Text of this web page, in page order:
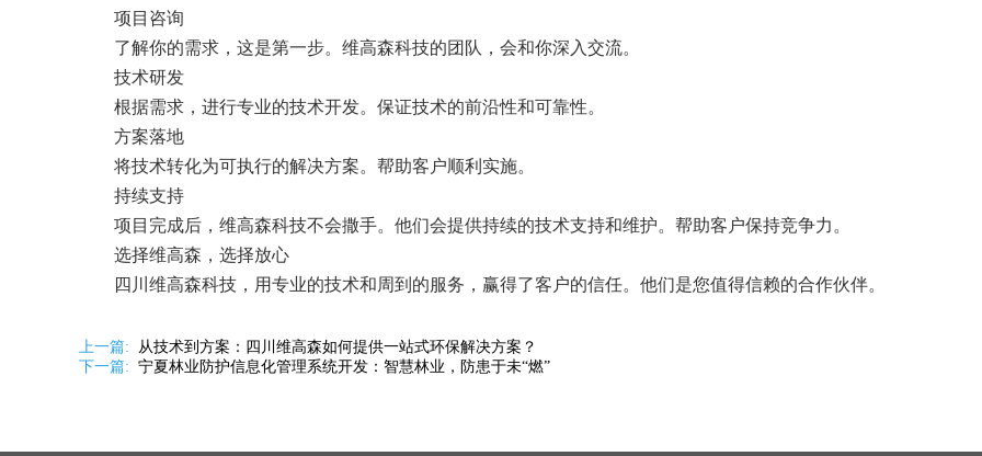
项目咨询
了解你的需求，这是第一步。维高森科技的团队，会和你深入交流。
技术研发
根据需求，进行专业的技术开发。保证技术的前沿性和可靠性。
方案落地
将技术转化为可执行的解决方案。帮助客户顺利实施。
持续支持
项目完成后，维高森科技不会撒手。他们会提供持续的技术支持和维护。帮助客户保持竞争力。
选择维高森，选择放心
四川维高森科技，用专业的技术和周到的服务，赢得了客户的信任。他们是您值得信赖的合作伙伴。
上一篇:
从技术到方案：四川维高森如何提供一站式环保解决方案？
下一篇: 宁夏林业防护信息化管理系统开发：智慧林业，防患于未“燃”